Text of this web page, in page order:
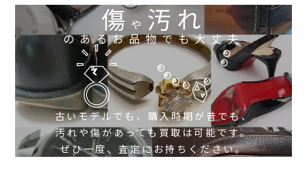
傷や 汚れ
のあるお品物でも大丈夫
古いモデルでも、購入時期が昔でも、
汚れや傷があっても買取は可能です。
ぜひ一度、査定にお持ちください。